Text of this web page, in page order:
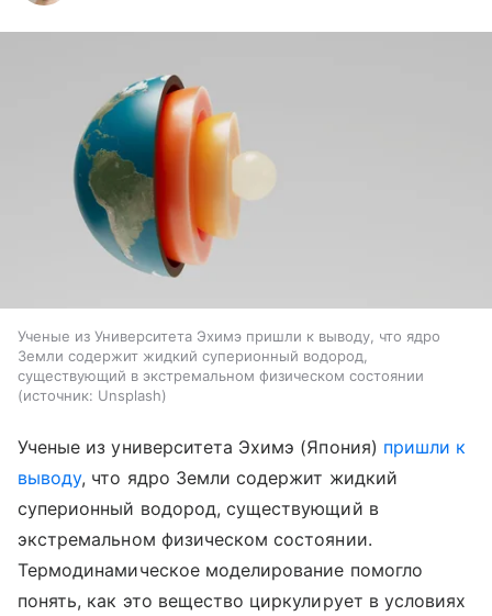
Ученые из Университета Эхимэ пришли к выводу, что ядро
Земли содержит жидкий суперионный водород,
существующий в экстремальном физическом состоянии
источник: Unsplash
Ученые из университета Эхимэ (Япония) пришли к
выводу, что ядро Земли содержит жидкий
суперионный водород, существующий в
экстремальном физическом состоянии.
Термодинамическое моделирование помогло
понять, как это вещество циркулирует в условиях